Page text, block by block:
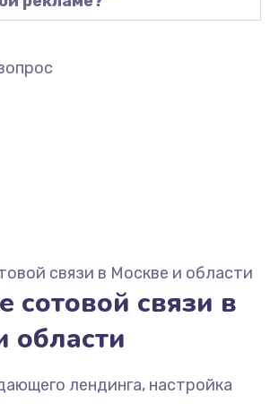
сотовой связи в
области
лендинга, настройка